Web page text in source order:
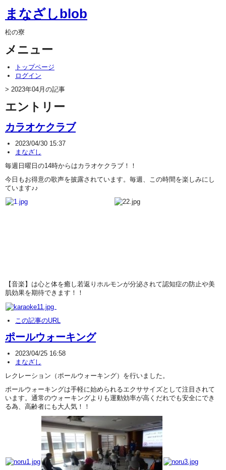
まなざしblob
松の寮
メニュー
トップページ
ログイン
> 2023年04月の記事
エントリー
カラオケクラブ
2023/04/30 15:37
まなざし
毎週日曜日の14時からはカラオケクラブ！！
今日もお得意の歌声を披露されています。毎週、この時間を楽しみにし
ていま す♪♪
【音楽】は心と体を癒し若返りホルモンが分泌されて認知症の防止や美
肌効果を期待できます！！
この記事のURL
ポールウォーキング
2023/04/25 16:58
まなざし
レクレーション（ポールウォーキング）を行いました。
ポールウォーキングは手軽に始められるエクササイズとして注目されて
います。通常のウォーキングよりも運動効率が高くだれでも安全にでき
る為、高齢者にも大人気！！